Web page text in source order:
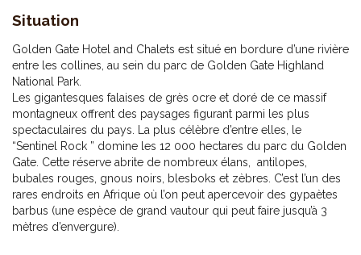
Situation
Golden Gate Hotel and Chalets est situé en bordure d’une rivière
entre les collines, au sein du parc de Golden Gate Highland
National Park.
Les gigantesques falaises de grès ocre et doré de ce massif
montagneux offrent des paysages figurant parmi les plus
spectaculaires du pays. La plus célèbre d’entre elles, le
“Sentinel Rock ” domine les 12 000 hectares du parc du Golden
Gate. Cette réserve abrite de nombreux élans, antilopes,
bubales rouges, gnous noirs, blesboks et zèbres. C’est l’un des
rares endroits en Afrique où l’on peut apercevoir des gypaètes
barbus (une espèce de grand vautour qui peut faire jusqu’à 3
mètres d’envergure).